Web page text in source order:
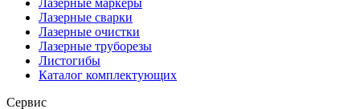
Лазерные маркеры
Лазерные сварки
Лазерные очистки
Лазерные труборезы
Листогибы
Каталог комплектующих
Сервис